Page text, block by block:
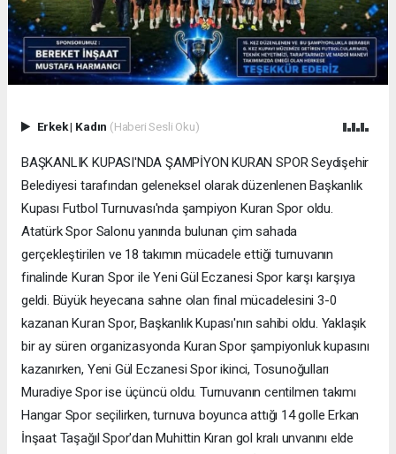
Erkek| Kadın (Haberi Sesli Oku)
BAŞKANLIK KUPASI'NDA ŞAMPİYON KURAN SPOR Seydişehir
Belediyesi tarafından geleneksel olarak düzenlenen Başkanlık
Kupası Futbol Turnuvası'nda şampiyon Kuran Spor oldu.
Atatürk Spor Salonu yanında bulunan çim sahada
gerçekleştirilen ve 18 takımın mücadele ettiği turnuvanın
finalinde Kuran Spor ile Yeni Gül Eczanesi Spor karşı karşıya
geldi. Büyük heyecana sahne olan final mücadelesini 3-0
kazanan Kuran Spor, Başkanlık Kupası'nın sahibi oldu. Yaklaşık
bir ay süren organizasyonda Kuran Spor şampiyonluk kupasını
kazanırken, Yeni Gül Eczanesi Spor ikinci, Tosunoğulları
Muradiye Spor ise üçüncü oldu. Turnuvanın centilmen takımı
Hangar Spor seçilirken, turnuva boyunca attığı 14 golle Erkan
İnşaat Taşağıl Spor'dan Muhittin Kıran gol kralı unvanını elde